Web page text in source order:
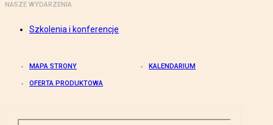
NASZE WYDARZENIA
Szkolenia i konferencje
MAPA STRONY KALENDARIUM
OFERTA PRODUKTOWA